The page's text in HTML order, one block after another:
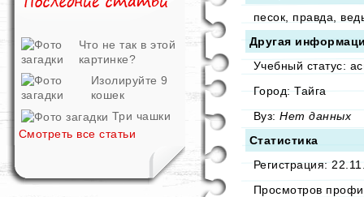
Что не так в этой
картинке?
Изолируйте 9
кошек
Три чашки
Смотреть все статьи
песок, правда,
Другая
Учебный статус:
Город: Тайга
Вуз:Нет данных
Статистика
Регистрация:
Просмотров